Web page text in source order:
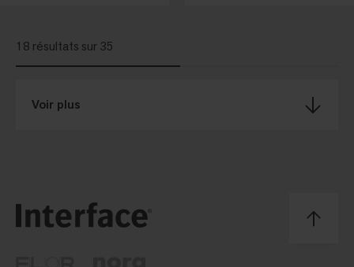
18 résultats sur 35
Voir plus